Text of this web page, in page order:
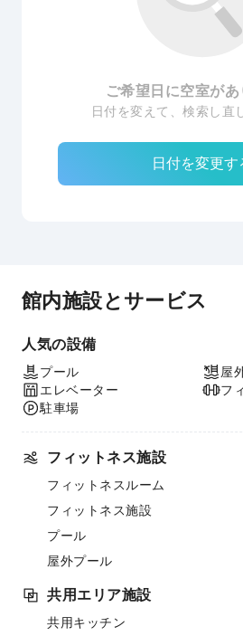
ご希望日に空室が
日付を変えて、検索し直
日付を変更す
館内施設とサービス
人気の設備
プール
エレベーター
駐車場
屋
フ
フィットネス施設
フィットネスルーム
フィットネス施設
プール
屋外プール
共用エリア施設
共用キッチン